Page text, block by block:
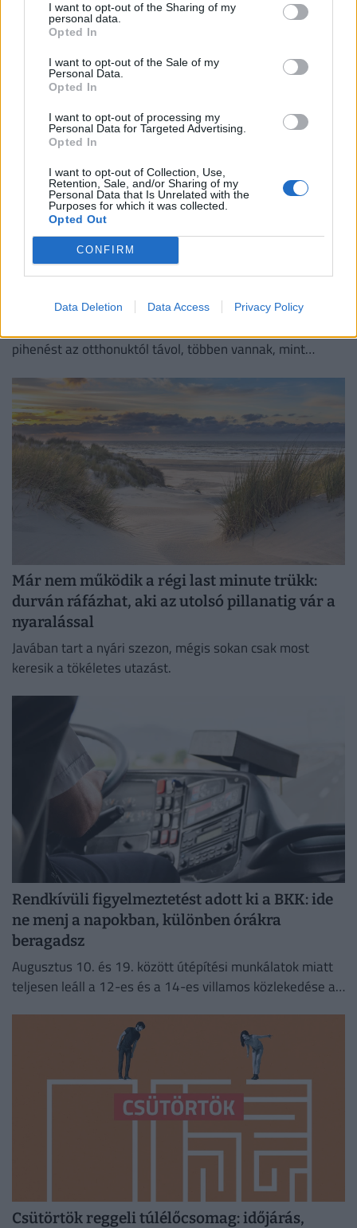
I want to opt-out of the Sharing of my
personal data.
Opted In
I want to opt-out of the Sale of my
Personal Data.
Opted In
I want to opt-out of processing my
Personal Data for Targeted Advertising.
Opted In
I want to opt-out of Collection, Use,
Retention, Sale, and/or Sharing of my
Personal Data that Is Unrelated with the
Purposes for which it was collected.
Opted Out
CONFIRM
Data Deletion Data Access Privacy Policy
A hőség miatt továbbra is fokozott a szabadtéri tüzek
kialakulásának veszélye.
Komoly baj is lehet abból, ha az 50 pluszos
magyarok lemondanak erről a nyáron:
könnyen rámehet az egészségük is
pihenést az otthonuktól távol, többen vannak, mint
Már nem működik a régi last minute trükk:
durván ráfázhat, aki az utolsó pillanatig vár a
nyaralással
Javában tart a nyári szezon, mégis sokan csak most
keresik a tökéletes utazást.
Rendkívüli figyelmeztetést adott ki a BKK: ide
ne menj a napokban, különben órákra
beragadsz
Augusztus 10. és 19. között útépítési munkálatok miatt
teljesen leáll a 12-es és a 14-es villamos közlekedése a
Csütörtök reggeli túlélőcsomag: időjárás,